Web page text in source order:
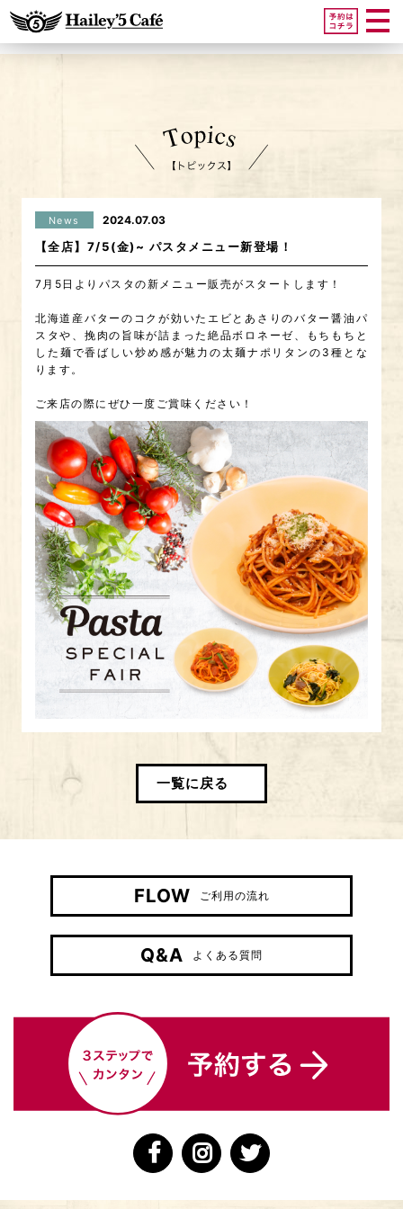
News 2024.07.03
【全店】7/5(金)~ パスタメニュー新登場！
7月5日よりパスタの新メニュー販売がスタートします！
北海道産バターのコクが効いたエビとあさりのバター醤油パ
スタや、挽肉の旨味が詰まった絶品ボロネーゼ、もちもちと
した麺で香ばしい炒め感が魅力の太麺ナポリタンの3種とな
ります。
ご来店の際にぜひ一度ご賞味ください！
一覧に戻る
FLOW ご利用の流れ
Q&A よくある質問